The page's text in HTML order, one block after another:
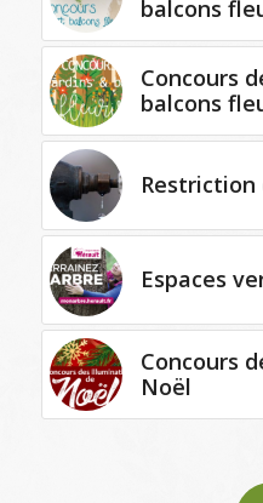
balcons
Concours
balcons
Restriction
Espaces
Concours
Noël